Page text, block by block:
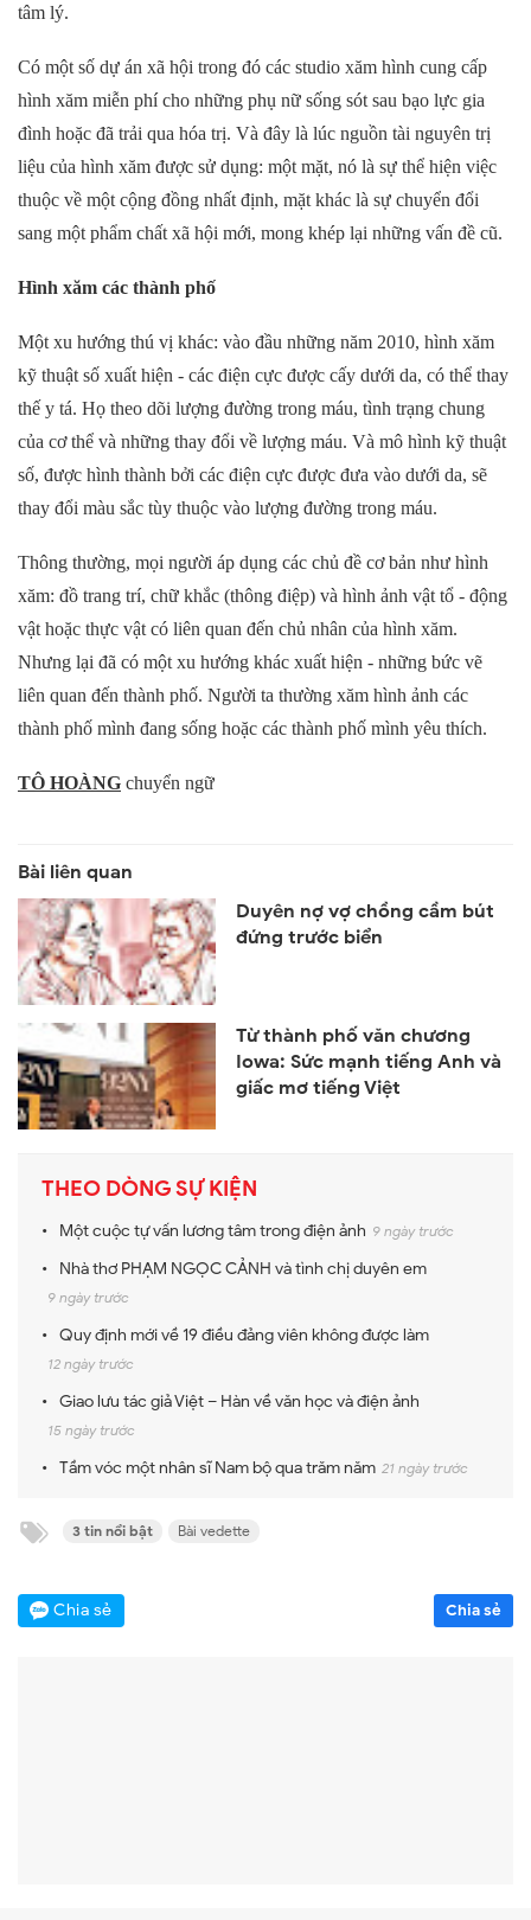
tâm lý.
Có một số dự án xã hội trong đó các studio xăm hình cung cấp
hình xăm miễn phí cho những phụ nữ sống sót sau bạo lực gia
đình hoặc đã trải qua hóa trị. Và đây là lúc nguồn tài nguyên trị
liệu của hình xăm được sử dụng: một mặt, nó là sự thể hiện việc
thuộc về một cộng đồng nhất định, mặt khác là sự chuyển đổi
sang một phẩm chất xã hội mới, mong khép lại những vấn đề cũ.
Hình xăm các thành phố
Một xu hướng thú vị khác: vào đầu những năm 2010, hình xăm
kỹ thuật số xuất hiện - các điện cực được cấy dưới da, có thể thay
thế y tá. Họ theo dõi lượng đường trong máu, tình trạng chung
của cơ thể và những thay đổi về lượng máu. Và mô hình kỹ thuật
số, được hình thành bởi các điện cực được đưa vào dưới da, sẽ
thay đổi màu sắc tùy thuộc vào lượng đường trong máu.
Thông thường, mọi người áp dụng các chủ đề cơ bản như hình
xăm: đồ trang trí, chữ khắc (thông điệp) và hình ảnh vật tổ - động
vật hoặc thực vật có liên quan đến chủ nhân của hình xăm.
Nhưng lại đã có một xu hướng khác xuất hiện - những bức vẽ
liên quan đến thành phố. Người ta thường xăm hình ảnh các
thành phố mình đang sống hoặc các thành phố mình yêu thích.
TÔ HOÀNG chuyển ngữ
Duyên nợ vợ chồng cầm bút
đứng trước biển
Từ thành phố văn chương
Iowa: Sức mạnh tiếng Anh và
giấc mơ tiếng Việt
THEO DÒNG SỰ KIỆN
Một cuộc tự vấn lương tâm trong điện ảnh 9 ngày trước
Nhà thơ PHẠM NGỌC CẢNH và tình chị duyên em
9 ngày trước
Quy định mới về 19 điều đảng viên không được làm
12 ngày trước
Giao lưu tác giả Việt – Hàn về văn học và điện ảnh
15 ngày trước
Tầm vóc một nhân sĩ Nam bộ qua trăm năm 21 ngày trước
3 tin nổi bật Bài vedette
Chia sẻ Chia sẻ